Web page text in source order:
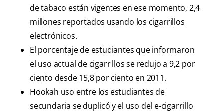
de tabaco están vigentes en ese momento, 2,4
millones reportados usando los cigarrillos
electrónicos.
El porcentaje de estudiantes que informaron
el uso actual de cigarrillos se redujo a 9,2 por
ciento desde 15,8 por ciento en 2011.
Hookah uso entre los estudiantes de
secundaria se duplicó y el uso del e-cigarrillo